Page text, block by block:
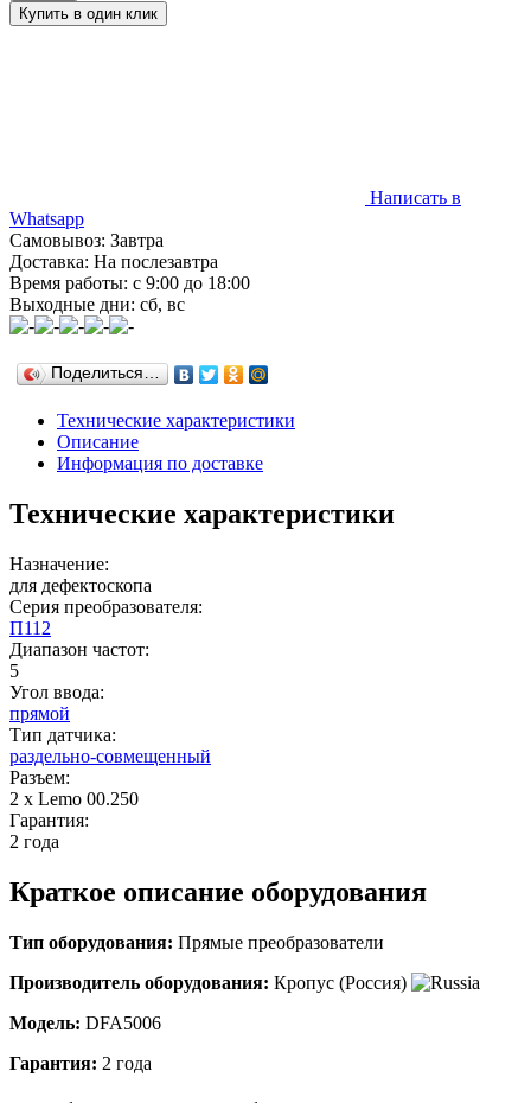
Написать в
Whatsapp
Самовывоз: Завтра
Доставка: На послезавтра
Время работы: с 9:00 до 18:00
Выходные дни: сб, вс
Поделиться…
Технические характеристики
Описание
Информация по доставке
Технические характеристики
Назначение:
для дефектоскопа
Серия преобразователя:
П112
Диапазон частот:
5
Угол ввода:
прямой
Тип датчика:
раздельно-совмещенный
Разъем:
2 х Lemo 00.250
Гарантия:
2 года
Краткое описание оборудования
Тип оборудования: Прямые преобразователи
Производитель оборудования: Кропус (Россия)
Модель: DFA5006
Гарантия: 2 года